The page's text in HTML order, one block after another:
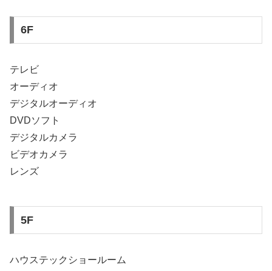
6F
テレビ
オーディオ
デジタルオーディオ
DVDソフト
デジタルカメラ
ビデオカメラ
レンズ
5F
ハウステックショールーム